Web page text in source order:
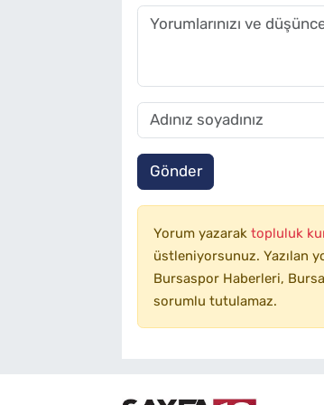
Gönder
Yorum yazarak topluluk
üstleniyorsunuz. Yazılan
Bursaspor Haberleri,
sorumlu tutulamaz.